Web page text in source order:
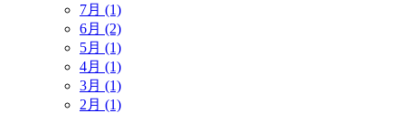
7月 (1)
6月 (2)
5月 (1)
4月 (1)
3月 (1)
2月 (1)